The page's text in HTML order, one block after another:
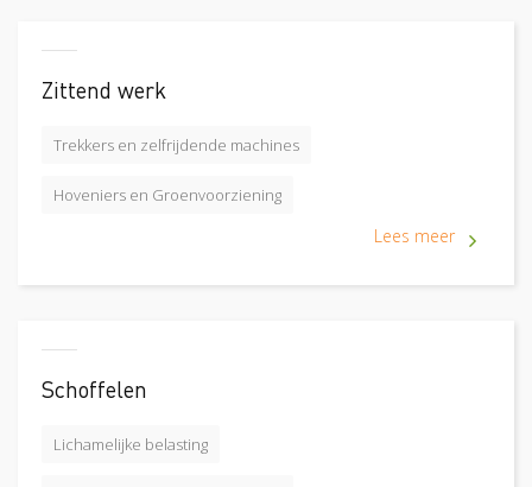
Zittend werk
Trekkers en zelfrijdende machines
Hoveniers en Groenvoorziening
Lees meer
Schoffelen
Lichamelijke belasting